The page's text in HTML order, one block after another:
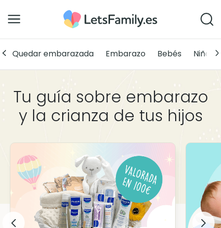
Quedar embarazada Embarazo Bebés Niños
Tu guía sobre embarazo
y la crianza de tus hijos